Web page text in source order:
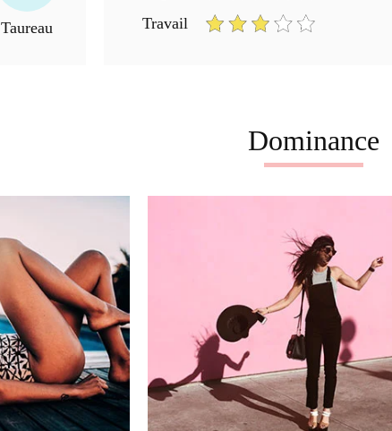
Taureau
Travail
Dominance